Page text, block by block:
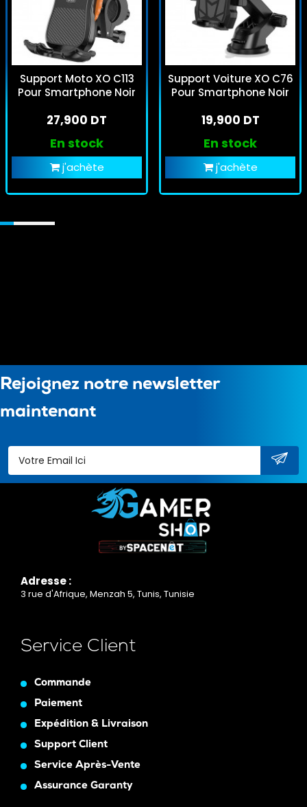
Support Moto XO C113
Pour Smartphone Noir
27,900 DT
En stock
j'achète
Support Voiture XO C76
Pour Smartphone Noir
19,900 DT
En stock
j'achète
Rejoignez notre newsletter
maintenant
Adresse :
3 rue d'Afrique, Menzah 5, Tunis, Tunisie
Service Client
Commande
Paiement
Expédition & Livraison
Support Client
Service Après-Vente
Assurance Garanty